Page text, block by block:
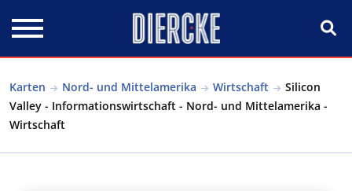
Karten Nord- und Mittelamerika Wirtschaft
Silicon
Valley - Informationswirtschaft - Nord- und Mittelamerika -
Wirtschaft